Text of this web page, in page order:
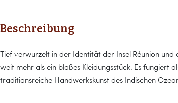
Beschreibung
Tief verwurzelt in der Identität der Insel Réunion
weit mehr als ein bloßes Kleidungsstück. Es fungiert
traditionsreiche Handwerkskunst des Indischen